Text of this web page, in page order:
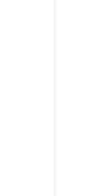
em
ser não
do